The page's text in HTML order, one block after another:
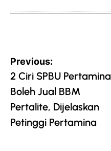
Post
navigation
Previous:
2 Ciri SPBU Pertamina
Boleh Jual BBM
Pertalite, Dijelaskan
Petinggi Pertamina